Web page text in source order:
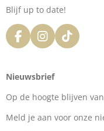
Blijf up to date!
F
a
e
o
k
I
n
t
g
a
T
i
k
Nieuwsbrief
Op de hoogte blijven
Meld je aan voor onze